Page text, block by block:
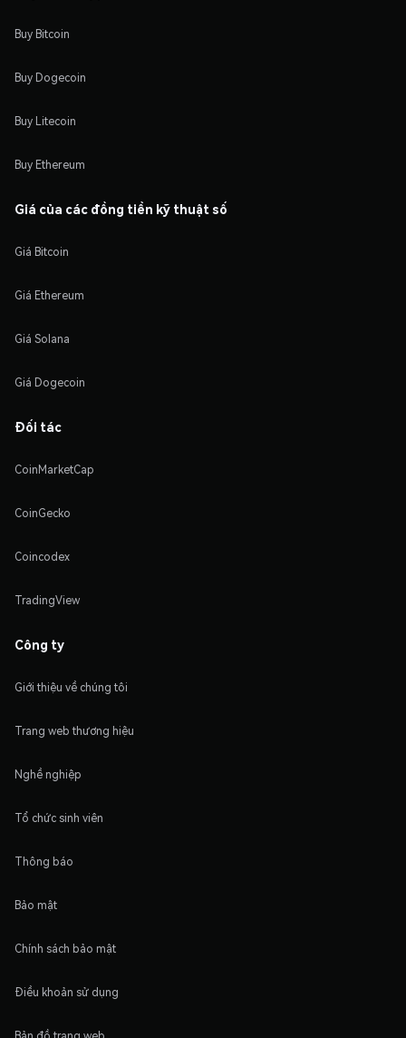
Buy Bitcoin
Buy Dogecoin
Buy Litecoin
Buy Ethereum
Giá của các đồng tiền kỹ thuật số
Giá Bitcoin
Giá Ethereum
Giá Solana
Giá Dogecoin
Đối tác
CoinMarketCap
CoinGecko
Coincodex
TradingView
Công ty
Giới thiệu về chúng tôi
Trang web thương hiệu
Nghề nghiệp
Tổ chức sinh viên
Thông báo
Bảo mật
Chính sách bảo mật
Điều khoản sử dụng